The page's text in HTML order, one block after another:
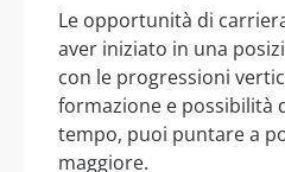
Le opportunità di
aver iniziato in una
con le progressioni
formazione e possibilità
tempo, puoi puntare a
maggiore.